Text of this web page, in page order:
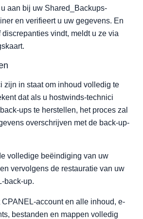
aan bij uw Shared_Backups-
en verifieert u uw gegevens. En
vindt, meldt u ze via
zijn in staat om inhoud volledig te
dat als u hostwinds-technici
ups te herstellen, het proces zal
overschrijven met de back-up-
volledige beëindiging van uw
vervolgens de restauratie van uw
back-up.
CPANEL-account en alle inhoud, e-
bestanden en mappen volledig